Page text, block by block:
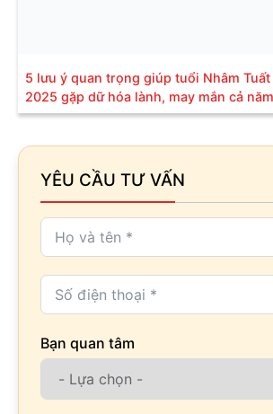
5 lưu ý quan trọng giúp tuổi Nhâm Tuất
2025 gặp dữ hóa lành, may mắn cả năm
YÊU CẦU TƯ VẤN
Bạn quan tâm